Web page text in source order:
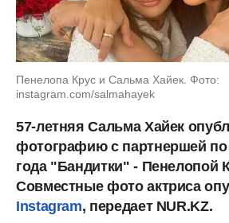
Пенелопа Крус и Сальма Хайек. Фото:
instagram.com/salmahayek
57-летняя Сальма Хайек
фотографию с партнершей
года "Бандитки" - Пенелопой
Совместные фото актриса
Instagram, передает NUR.KZ.